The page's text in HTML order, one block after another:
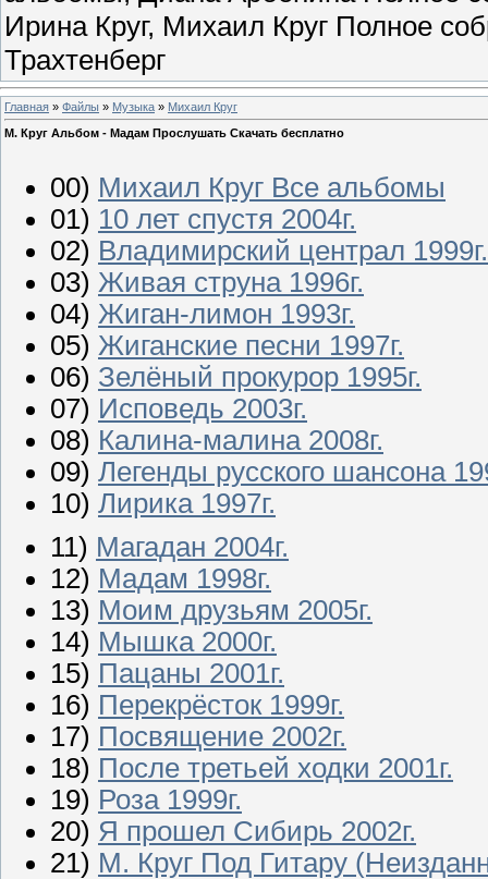
Ирина Круг, Михаил Круг Полное
Трахтенберг
Главная » Файлы » Музыка » Михаил Круг
М. Круг Альбом - Мадам Прослушать Скачать бесплатно
00) Михаил Круг Все альбомы
01) 10 лет спустя 2004г.
02) Владимирский централ 1999г.
03) Живая струна 1996г.
04) Жиган-лимон 1993г.
05) Жиганские песни 1997г.
06) Зелёный прокурор 1995г.
07) Исповедь 2003г.
08) Калина-малина 2008г.
09) Легенды русского шансона
10) Лирика 1997г.
11) Магадан 2004г.
12) Мадам 1998г.
13) Моим друзьям 2005г.
14) Мышка 2000г.
15) Пацаны 2001г.
16) Перекрёсток 1999г.
17) Посвящение 2002г.
18) После третьей ходки 2001г.
19) Роза 1999г.
20) Я прошел Сибирь 2002г.
21) M. Круг Под Гитару